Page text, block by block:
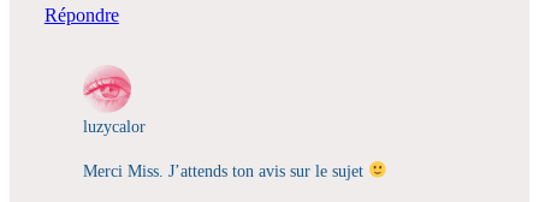
Répondre
luzycalor
Merci Miss. J’attends ton avis sur le sujet